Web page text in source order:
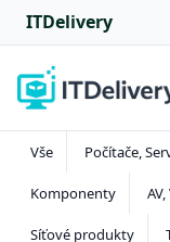
ITDelivery
Vše Počítače,
Komponenty
Síťové produkty